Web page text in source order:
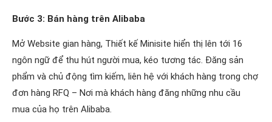
Bước 3: Bán hàng trên Alibaba
Mở Website gian hàng, Thiết kế Minisite hiển thị lên tới 16
ngôn ngữ để thu hút người mua, kéo tương tác. Đăng sản
phẩm và chủ động tìm kiếm, liên hệ với khách hàng trong chợ
đơn hàng RFQ – Nơi mà khách hàng đăng những nhu cầu
mua của họ trên Alibaba.